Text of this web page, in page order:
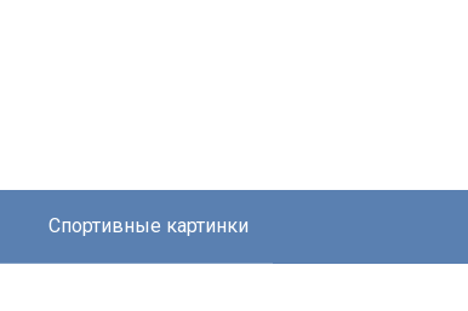
Спортивные картинки